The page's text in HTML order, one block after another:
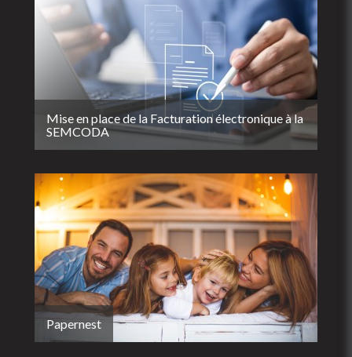
Mise en place de la Facturation électronique à la
SEMCODA
Papernest